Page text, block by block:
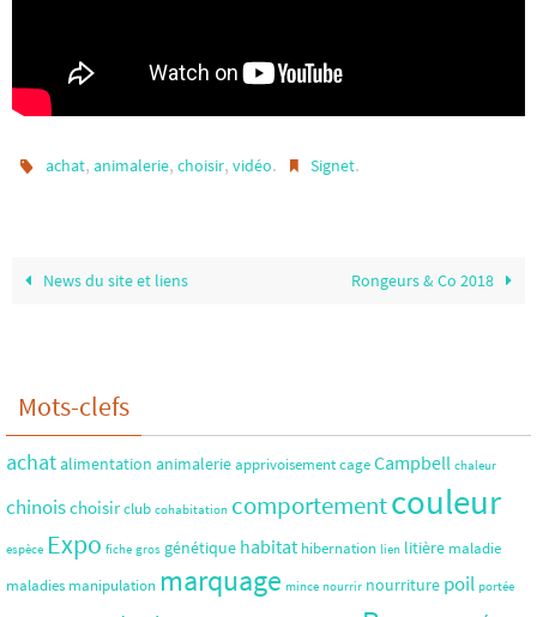
achat,animalerie,choisir,vidéo. Signet.
News du site et liens Rongeurs & Co 2018
Mots-clefs
achatalimentation animalerieapprivoisementcageCampbell chaleur
chinoischoisirclub cohabitation comportementcouleur
espèce Expo fiche gros génétique habitat hibernation lien litière maladie
maladies manipulation marquage mince nourrir nourriture poil portée